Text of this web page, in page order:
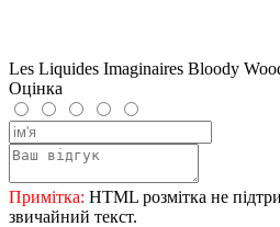
Les Liquides Imaginaires Bloody
Оцінка
Примітка: HTML розмітка не
звичайний текст.